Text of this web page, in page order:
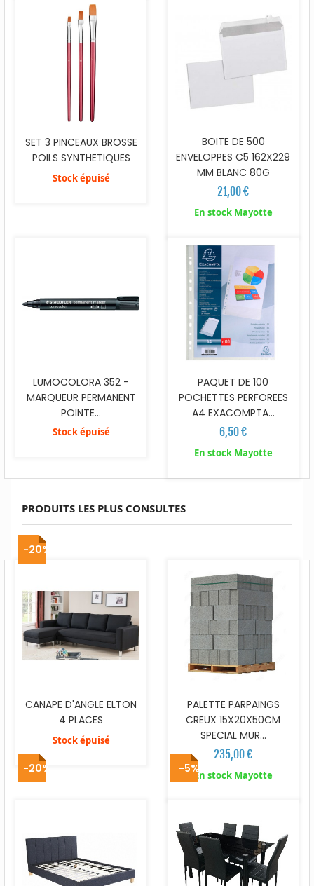
SET 3 PINCEAUX BROSSE
POILS SYNTHETIQUES
Stock épuisé
BOITE DE 500
ENVELOPPES C5 162X229
MM BLANC 80G
21,00 €
En stock Mayotte
LUMOCOLORA 352 -
MARQUEUR PERMANENT
POINTE...
Stock épuisé
PAQUET DE 100
POCHETTES PERFOREES
A4 EXACOMPTA...
6,50 €
En stock Mayotte
PRODUITS LES PLUS CONSULTES
-20%
CANAPE D'ANGLE ELTON
4 PLACES
Stock épuisé
PALETTE PARPAINGS
CREUX 15X20X50CM
SPECIAL MUR...
235,00 €
En stock Mayotte
-20% -5%